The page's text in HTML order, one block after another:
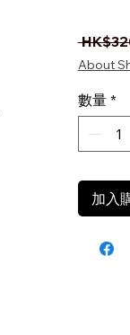
About
數量 *
加入